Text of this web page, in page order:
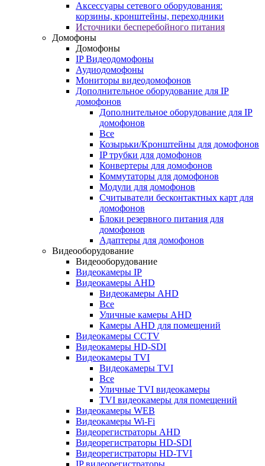
Аксессуары сетевого оборудования:
корзины, кронштейны, переходники
Источники бесперебойного питания
Домофоны
Домофоны
IP Видеодомофоны
Аудиодомофоны
Мониторы видеодомофонов
Дополнительное оборудование для IP
домофонов
Дополнительное оборудование для IP
домофонов
Все
Козырьки/Кронштейны для домофонов
IP трубки для домофонов
Конвертеры для домофонов
Коммутаторы для домофонов
Модули для домофонов
Считыватели бесконтактных карт для
домофонов
Блоки резервного питания для
домофонов
Адаптеры для домофонов
Видеооборудование
Видеооборудование
Видеокамеры IP
Видеокамеры AHD
Видеокамеры AHD
Все
Уличные камеры AHD
Камеры AHD для помещений
Видеокамеры CCTV
Видеокамеры HD-SDI
Видеокамеры TVI
Видеокамеры TVI
Все
Уличные TVI видеокамеры
TVI видеокамеры для помещений
Видеокамеры WEB
Видеокамеры Wi-Fi
Видеорегистраторы AHD
Видеорегистраторы HD-SDI
Видеорегистраторы HD-TVI
IP видеорегистраторы